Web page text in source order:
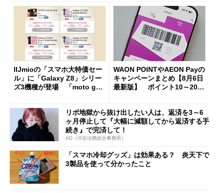
IIJmioの「スマホ大特価セー
ル」に「Galaxy Z8」シリー
ズ3機種が登場 「moto g37
WAON POINTやAEON Payの
キャンペーンまとめ【8月6日
最新版】 ポイント10～20倍
リボ地獄から抜け出したい人は、返済を3～6
ヶ月停止して『大幅に減額してから返済する手
続き』で完済して！
AD（渋谷法務総合事務所）
「スマホ冷却グッズ」は効果ある？ 炎天下で
3製品を使って分かったこと